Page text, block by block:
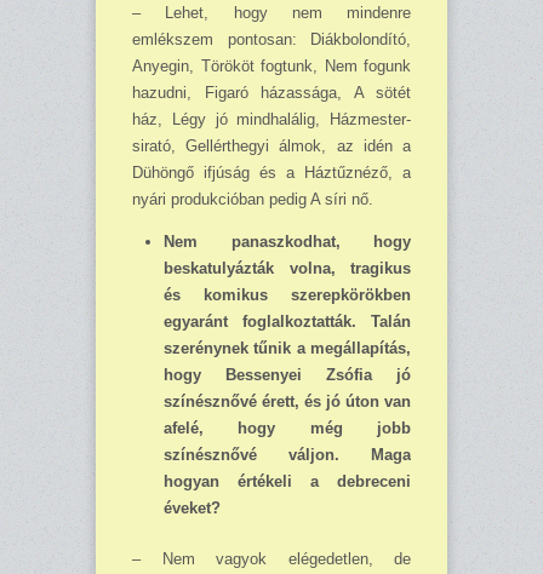
– Lehet, hogy nem mindenre
emlékszem pontosan: Diákbolondító,
Anyegin, Törököt fog­tunk, Nem fogunk
hazudni, Figaró házassága, A sötét
ház, Légy jó mindhalálig, Házmes­ter­
sirató, Gellérthegyi álmok, az idén a
Dühöngő ifjúság és a Háztűznéző, a
nyári produkcióban pedig A síri nő.
Nem panaszkodhat, hogy
beskatulyázták volna, tragikus
és komikus szerepkörökben
egyaránt foglalkoztatták. Talán
szerénynek tűnik a megállapítás,
hogy Bessenyei Zsófia jó
színésznővé érett, és jó úton van
afelé, hogy még jobb
színésznővé váljon. Maga
hogyan érté­keli a debreceni
éveket?
– Nem vagyok elégedetlen, de